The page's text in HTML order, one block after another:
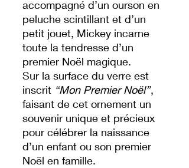
accompagné d’un ourson en
peluche scintillant et d’un
petit jouet, Mickey incarne
toute la tendresse d’un
premier Noël magique.
Sur la surface du verre est
inscrit “Mon Premier Noël”,
faisant de cet ornement un
souvenir unique et précieux
pour célébrer la naissance
d’un enfant ou son premier
Noël en famille.